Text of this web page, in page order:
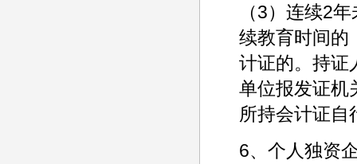
（3）连续2
续教育时间的
计证的。持证
单位报发证机
所持会计证自
6、个人独资